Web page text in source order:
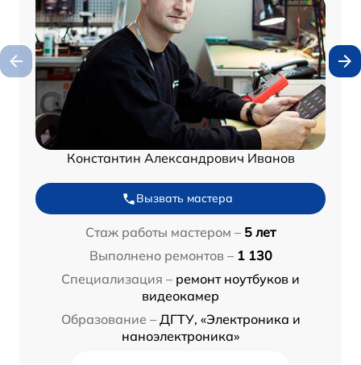
Константин Александрович Иванов
Вызвать мастера
Стаж работы мастером – 5 лет
Выполнено ремонтов – 1 130
Специализация – ремонт ноутбуков и
видеокамер
Образование – ДГТУ, «Электроника и
наноэлектроника»